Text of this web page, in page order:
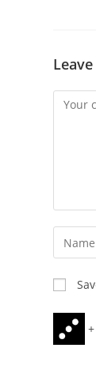
Enter
your
name
or
to